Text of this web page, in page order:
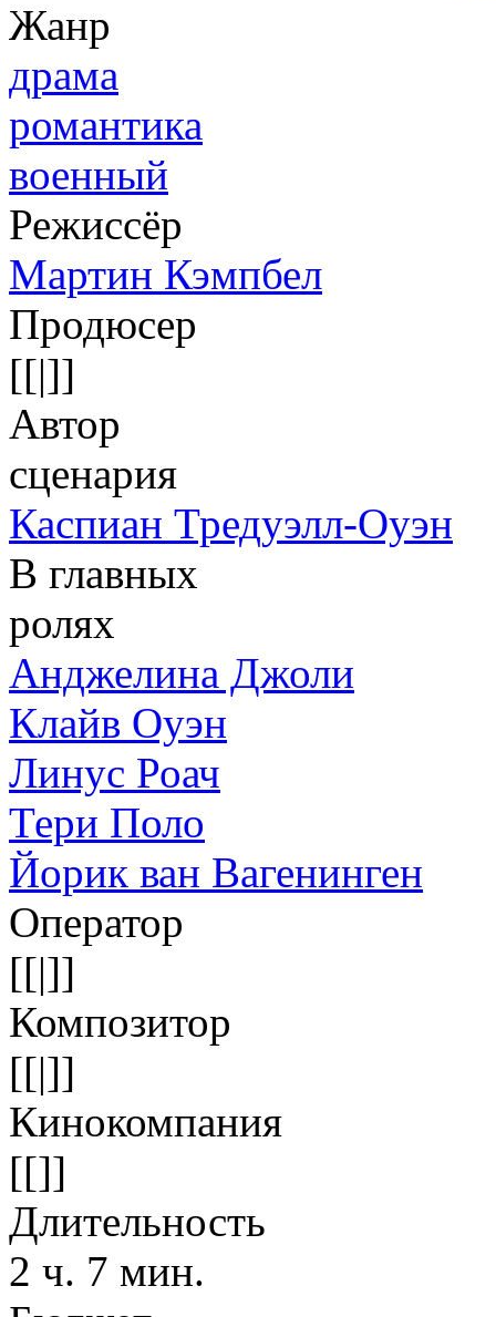
Жанр
драма
романтика
военный
Режиссёр
Мартин Кэмпбел
Продюсер
[[|]]
Автор
сценария
Каспиан Тредуэлл-Оуэн
В главных
ролях
Анджелина Джоли
Клайв Оуэн
Линус Роач
Тери Поло
Йорик ван Вагенинген
Оператор
[[|]]
Композитор
[[|]]
Кинокомпания
[[]]
Длительность
2 ч. 7 мин.